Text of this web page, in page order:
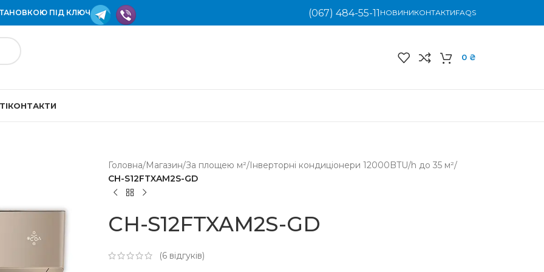
ПІД КЛЮЧ (067) 484-55-11 НОВИНИКОНТАКТИFAQS
0 ₴
КОНТАКТИ
Головна/Магазин/За площею м²/Інверторні кондиціонери 12000BTU/h до 35 м²/
CH-S12FTXAM2S-GD
CH-S12FTXAM2S-GD
(6відгуків)